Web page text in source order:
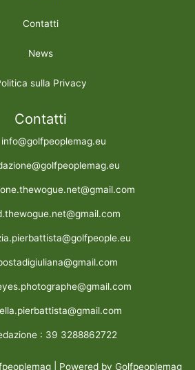
Contatti
News
sulla Privacy
Contatti
info@golfpeoplemag.eu
: 39 3288862722
| Powered by Golfpeoplemag